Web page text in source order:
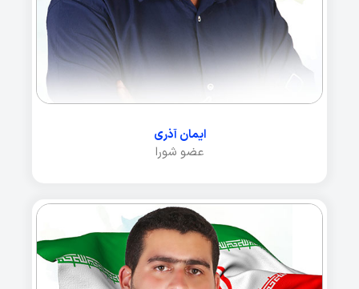
ایمان آذری
عضو شورا